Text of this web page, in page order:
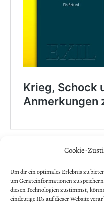
Cookie-
Um dir ein optimales Erlebnis zu
um Geräteinformationen zu
diesen Technologien zustimmst,
eindeutige IDs auf dieser Website
Allgemein
Vorname